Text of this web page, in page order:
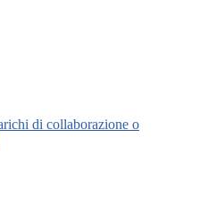
di collaborazione o